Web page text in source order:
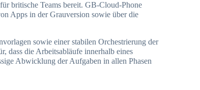
britische Teams bereit. GB-Cloud-Phone
Apps in der Grauversion sowie über die
sowie einer stabilen Orchestrierung der
dass die Arbeitsabläufe innerhalb eines
Abwicklung der Aufgaben in allen Phasen